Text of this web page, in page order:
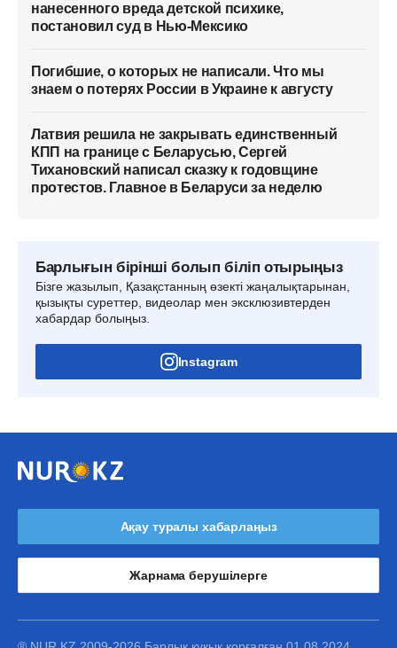
нанесенного вреда детской психике,
постановил суд в Нью-Мексико
Погибшие, о которых не написали. Что мы
знаем о потерях России в Украине к августу
Латвия решила не закрывать единственный
КПП на границе с Беларусью, Сергей
Тихановский написал сказку к годовщине
протестов. Главное в Беларуси за неделю
Барлығын бірінші болып біліп отырыңыз
Бізге жазылып, Қазақстанның өзекті жаңалықтарынан,
қызықты суреттер, видеолар мен эксклюзивтерден
хабардар болыңыз.
Instagram
Ақау туралы хабарлаңыз
Жарнама берушілерге